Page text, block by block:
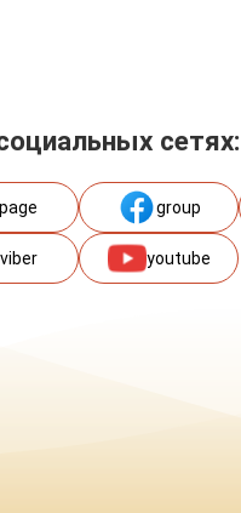
сетях:
page group
viber youtube